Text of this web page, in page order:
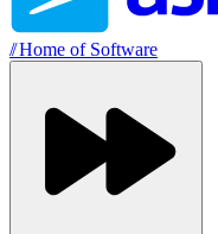
//Home of Software